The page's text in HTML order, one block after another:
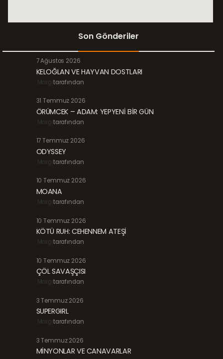
Son Gönderiler
7 Ağustos 2026
KELOĞLAN VE HAYVAN DOSTLARI
Margitarafından
31 Temmuz 2026
ÖRÜMCEK – ADAM: YEPYENİ BİR GÜN
Margitarafından
17 Temmuz 2026
ODYSSEY
Margitarafından
10 Temmuz 2026
MOANA
Margitarafından
10 Temmuz 2026
KÖTÜ RUH: CEHENNEM ATEŞİ
Margitarafından
10 Temmuz 2026
ÇÖL SAVAŞÇISI
Margitarafından
3 Temmuz 2026
SUPERGIRL
Margitarafından
3 Temmuz 2026
MİNYONLAR VE CANAVARLAR